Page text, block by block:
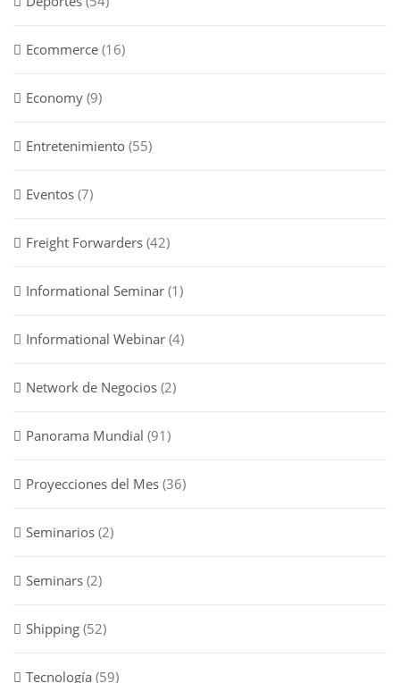
Ecommerce (16)
Economy (9)
Entretenimiento (55)
Eventos (7)
Freight Forwarders (42)
Informational Seminar (1)
Informational Webinar (4)
Network de Negocios (2)
Panorama Mundial (91)
Proyecciones del Mes (36)
Seminarios (2)
Seminars (2)
Shipping (52)
Tecnología (59)